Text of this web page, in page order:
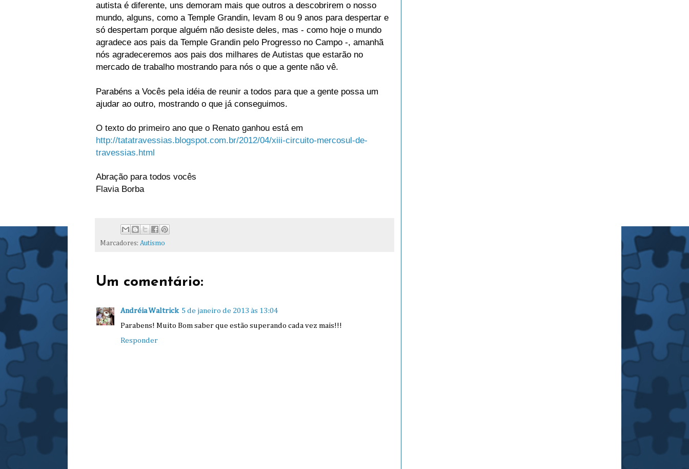
autista é diferente, uns demoram mais que outros a descobrirem o nosso
mundo, alguns, como a Temple Grandin, levam 8 ou 9 anos para despertar e
só despertam porque alguém não desiste deles, mas - como hoje o mundo
agradece aos pais da Temple Grandin pelo Progresso no Campo -, amanhã
nós agradeceremos aos pais dos milhares de Autistas que estarão no
mercado de trabalho mostrando para nós o que a gente não vê.
Parabéns a Vocês pela idéia de reunir a todos para que a gente possa um
ajudar ao outro, mostrando o que já conseguimos.
O texto do primeiro ano que o Renato ganhou está em
http://tatatravessias.blogspot.com.br/2012/04/xiii-circuito-mercosul-de-
travessias.html
Abração para todos vocês
Flavia Borba
Marcadores: Autismo
Um comentário:
Andréia Waltrick 5 de janeiro de 2013 às 13:04
Parabens! Muito Bom saber que estão superando cada vez mais!!!
Responder